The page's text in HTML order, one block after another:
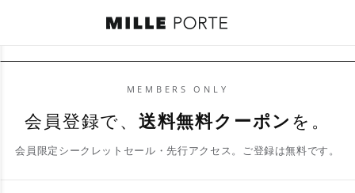
MEMBERS ONLY
会員登録で、 送料無料クーポン を。
会員限定シークレットセール・先行アクセス。ご登録は無料です。